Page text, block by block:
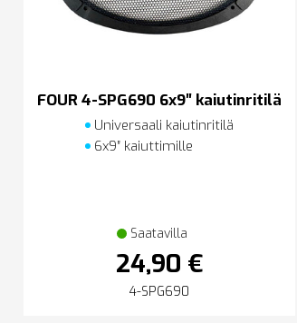
FOUR 4-SPG690 6x9″ kaiutinritilä
Universaali kaiutinritilä
6x9″ kaiuttimille
Saatavilla
24,90 €
4-SPG690